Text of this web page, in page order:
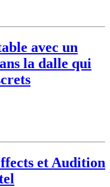
avec un
la dalle qui
et Audition